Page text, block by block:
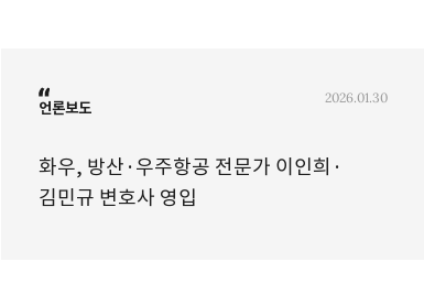
언론보도
2026.01.30
화우, 방산·우주항공 전문가 이인희·
김민규 변호사 영입